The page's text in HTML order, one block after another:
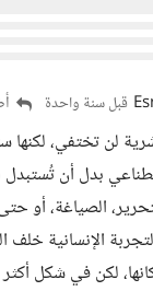
قبل سنة واحدة
لن تختفي،
بدل أن تُستبدل
الصياغة، أو
الإنسانية
لكن في شكل